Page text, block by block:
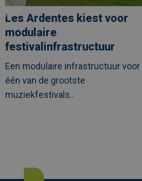
Les Ardentes kiest voor
modulaire
festivalinfrastructuur
Een modulaire infrastructuur voor
één van de grootste
muziekfestivals..